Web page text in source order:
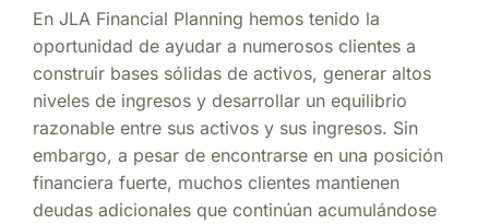
En JLA Financial Planning hemos tenido la
oportunidad de ayudar a numerosos clientes a
construir bases sólidas de activos, generar altos
niveles de ingresos y desarrollar un equilibrio
razonable entre sus activos y sus ingresos. Sin
embargo, a pesar de encontrarse en una posición
financiera fuerte, muchos clientes mantienen
deudas adicionales que continúan acumulándose